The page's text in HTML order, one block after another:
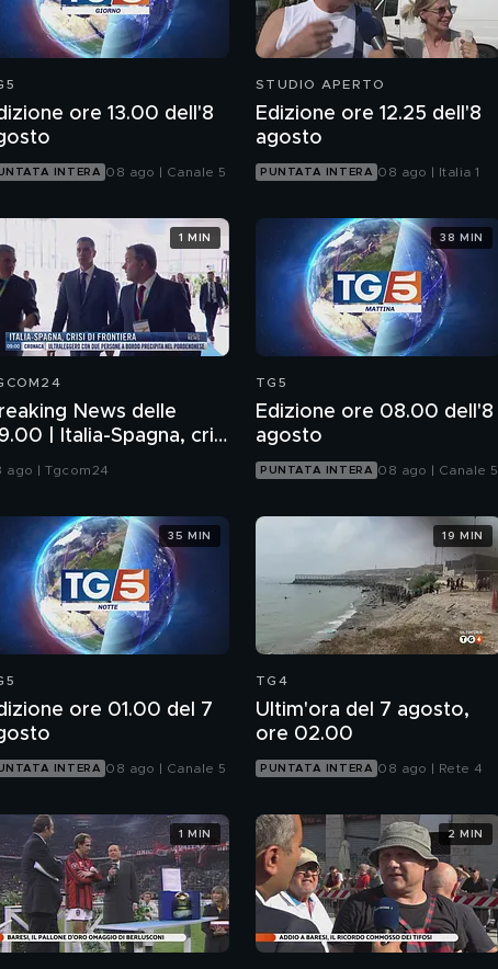
ore 13.00 dell'8
INTERA 08 ago | Canale 5
STUDIO APERTO
Edizione ore 12.25 dell'8
agosto
PUNTATA INTERA 08 ago | Italia 1
News delle
| Italia-Spagna, crisi
frontiera
ago | Tgcom24
1 MIN
TG5
Edizione ore 08.00 dell'8
agosto
PUNTATA INTERA 08 ago | Canale 5
38 MIN
ore 01.00 del 7
INTERA 08 ago | Canale 5
35 MIN
TG4
Ultim'ora del 7 agosto,
ore 02.00
PUNTATA INTERA 08 ago | Rete 4
19 MIN
1 MIN 2 MIN